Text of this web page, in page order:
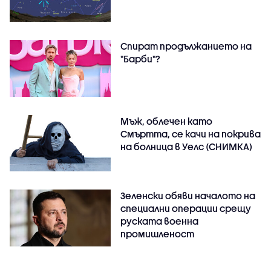
Спират продължанието на
"Барби"?
Мъж, облечен като
Смъртта, се качи на покрива
на болница в Уелс (СНИМКА)
Зеленски обяви началото на
специални операции срещу
руската военна
промишленост